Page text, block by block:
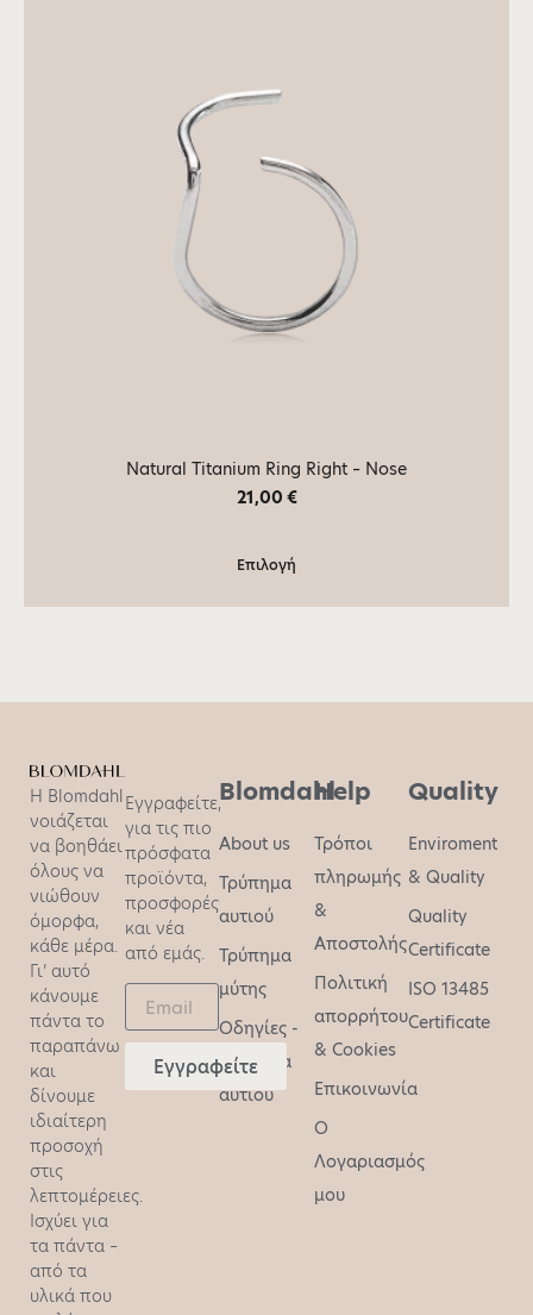
Natural Titanium Ring Right – Nose
21,00 €
Επιλογή
Η Blomdahl
νοιάζεται
να βοηθάει
όλους να
νιώθουν
όμορφα,
κάθε μέρα.
Γι’ αυτό
κάνουμε
πάντα το
παραπάνω
και
δίνουμε
ιδιαίτερη
προσοχή
στις
λεπτομέρειες.
Ισχύει για
τα πάντα –
από τα
υλικά που
Blomdahl
About us
Τρύπημα
αυτιού
Τρύπημα
μύτης
Οδηγίες -
τρύπημα
αυτιού
Help
Τρόποι
πληρωμής
&
Αποστολής
Πολιτική
απορρήτου
& Cookies
Επικοινωνία
O
Λογαριασμός
μου
Quality
Enviroment
& Quality
Quality
Certificate
ISO 13485
Certificate
Εγγραφείτε,
για τις πιο
πρόσφατα
προϊόντα,
προσφορές
και νέα
από εμάς.
Εγγραφείτε